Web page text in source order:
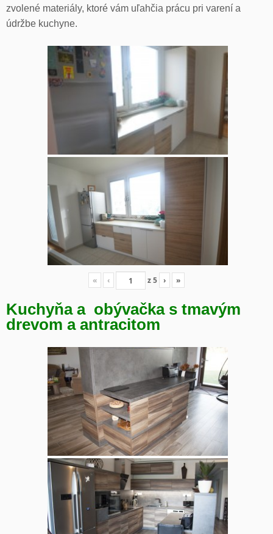
zvolené materiály, ktoré vám uľahčia prácu pri varení a
údržbe kuchyne.
« ‹ z5 › »
Kuchyňa a obývačka s tmavým
drevom a antracitom